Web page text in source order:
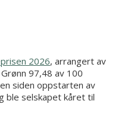
2026, arrangert av
97,48 av 100
siden oppstarten av
ble selskapet kåret til